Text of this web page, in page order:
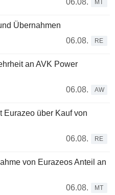
06.08. MT
Übernahmen
06.08.
RE
an AVK Power
06.08.
AW
Eurazeo über Kauf von
06.08.
RE
von Eurazeos Anteil an
06.08.
MT